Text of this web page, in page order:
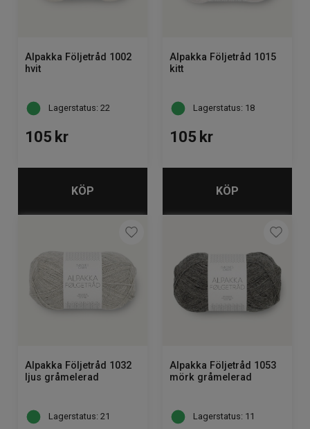
Alpakka Följetråd 1002
hvit
Lagerstatus: 22
105 kr
KÖP
Alpakka Följetråd 1015
kitt
Lagerstatus: 18
105 kr
KÖP
Alpakka Följetråd 1032
ljus gråmelerad
Lagerstatus: 21
Alpakka Följetråd 1053
mörk gråmelerad
Lagerstatus: 11